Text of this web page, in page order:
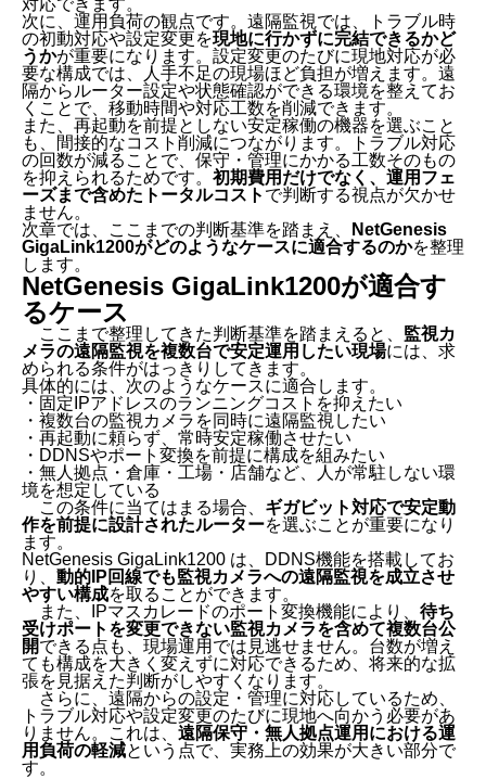
対応できます。
次に、運用負荷の観点です。遠隔監視では、トラブル時
の初動対応や設定変更を現地に行かずに完結できるかど
うかが重要になります。設定変更のたびに現地対応が必
要な構成では、人手不足の現場ほど負担が増えます。遠
隔からルーター設定や状態確認ができる環境を整えてお
くことで、移動時間や対応工数を削減できます。
また、再起動を前提としない安定稼働の機器を選ぶこと
も、間接的なコスト削減につながります。トラブル対応
の回数が減ることで、保守・管理にかかる工数そのもの
を抑えられるためです。 初期費用だけでなく、運用フェ
ーズまで含めたトータルコスト で判断する視点が欠かせ
ません。
次章では、ここまでの判断基準を踏まえ、
NetGenesis
GigaLink1200がどのようなケースに適合するのかを整理
します。
NetGenesis GigaLink1200が適合す
るケース
ここまで整理してきた判断基準を踏まえると、 監視カ
メラの遠隔監視を複数台で安定運用したい現場には、求
められる条件がはっきりしてきます。
具体的には、次のようなケースに適合します。
・固定IPアドレスのランニングコストを抑えたい
・複数台の監視カメラを同時に遠隔監視したい
・再起動に頼らず、常時安定稼働させたい
・DDNSやポート変換を前提に構成を組みたい
・無人拠点・倉庫・工場・店舗など、人が常駐しない環
境を想定している
この条件に当てはまる場合、 ギガビット対応で安定動
作を前提に設計されたルーターを選ぶことが重要になり
ます。
NetGenesis GigaLink1200 は、DDNS機能を搭載してお
り、 動的IP回線でも監視カメラへの遠隔監視を成立させ
やすい構成を取ることができます。
また、IPマスカレードのポート変換機能により、 待ち
受けポートを変更できない監視カメラを含めて複数台公
開できる点も、現場運用では見逃せません。台数が増え
ても構成を大きく変えずに対応できるため、将来的な拡
張を見据えた判断がしやすくなります。
さらに、遠隔からの設定・管理に対応しているため、
トラブル対応や設定変更のたびに現地へ向かう必要があ
りません。これは、 遠隔保守・無人拠点運用における運
用負荷の軽減という点で、実務上の効果が大きい部分で
す。